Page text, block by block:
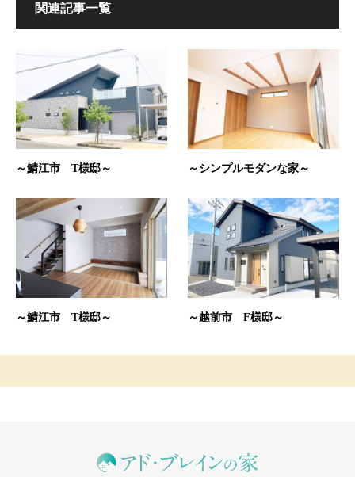
関連記事一覧
～鯖江市 T様邸～ ～シンプルモダンな家～
～鯖江市 T様邸～ ～越前市 F様邸～